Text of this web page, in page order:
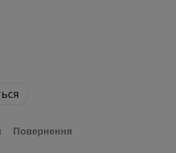
Повернення